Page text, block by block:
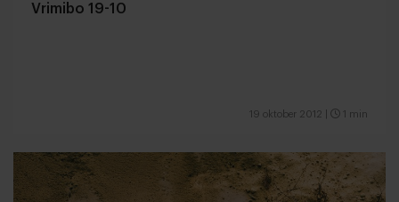
Vrimibo 19-10
19 oktober 2012 1 min